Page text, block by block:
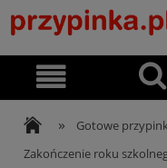
» Gotowe
Zakończenie roku